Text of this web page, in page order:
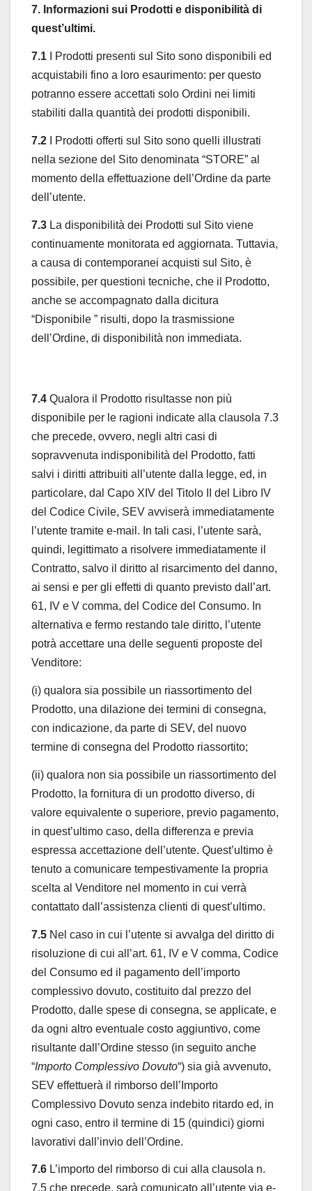
7. Informazioni sui Prodotti e disponibilità di
quest’ultimi.
7.1 I Prodotti presenti sul Sito sono disponibili ed
acquistabili fino a loro esaurimento: per questo
potranno essere accettati solo Ordini nei limiti
stabiliti dalla quantità dei prodotti disponibili.
7.2 I Prodotti offerti sul Sito sono quelli illustrati
nella sezione del Sito denominata “STORE” al
momento della effettuazione dell’Ordine da parte
dell’utente.
7.3 La disponibilità dei Prodotti sul Sito viene
continuamente monitorata ed aggiornata. Tuttavia,
a causa di contemporanei acquisti sul Sito, è
possibile, per questioni tecniche, che il Prodotto,
anche se accompagnato dalla dicitura
“Disponibile ” risulti, dopo la trasmissione
dell’Ordine, di disponibilità non immediata.
7.4 Qualora il Prodotto risultasse non più
disponibile per le ragioni indicate alla clausola 7.3
che precede, ovvero, negli altri casi di
sopravvenuta indisponibilità del Prodotto, fatti
salvi i diritti attribuiti all’utente dalla legge, ed, in
particolare, dal Capo XIV del Titolo II del Libro IV
del Codice Civile, SEV avviserà immediatamente
l’utente tramite e-mail. In tali casi, l’utente sarà,
quindi, legittimato a risolvere immediatamente il
Contratto, salvo il diritto al risarcimento del danno,
ai sensi e per gli effetti di quanto previsto dall’art.
61, IV e V comma, del Codice del Consumo. In
alternativa e fermo restando tale diritto, l’utente
potrà accettare una delle seguenti proposte del
Venditore:
(i) qualora sia possibile un riassortimento del
Prodotto, una dilazione dei termini di consegna,
con indicazione, da parte di SEV, del nuovo
termine di consegna del Prodotto riassortito;
(ii) qualora non sia possibile un riassortimento del
Prodotto, la fornitura di un prodotto diverso, di
valore equivalente o superiore, previo pagamento,
in quest’ultimo caso, della differenza e previa
espressa accettazione dell’utente. Quest’ultimo è
tenuto a comunicare tempestivamente la propria
scelta al Venditore nel momento in cui verrà
contattato dall’assistenza clienti di quest’ultimo.
7.5 Nel caso in cui l’utente si avvalga del diritto di
risoluzione di cui all’art. 61, IV e V comma, Codice
del Consumo ed il pagamento dell’importo
complessivo dovuto, costituito dal prezzo del
Prodotto, dalle spese di consegna, se applicate, e
da ogni altro eventuale costo aggiuntivo, come
risultante dall’Ordine stesso (in seguito anche
“Importo Complessivo Dovuto“) sia già avvenuto,
SEV effettuerà il rimborso dell’Importo
Complessivo Dovuto senza indebito ritardo ed, in
ogni caso, entro il termine di 15 (quindici) giorni
lavorativi dall’invio dell’Ordine.
7.6 L’importo del rimborso di cui alla clausola n.
7.5 che precede, sarà comunicato all’utente via e-